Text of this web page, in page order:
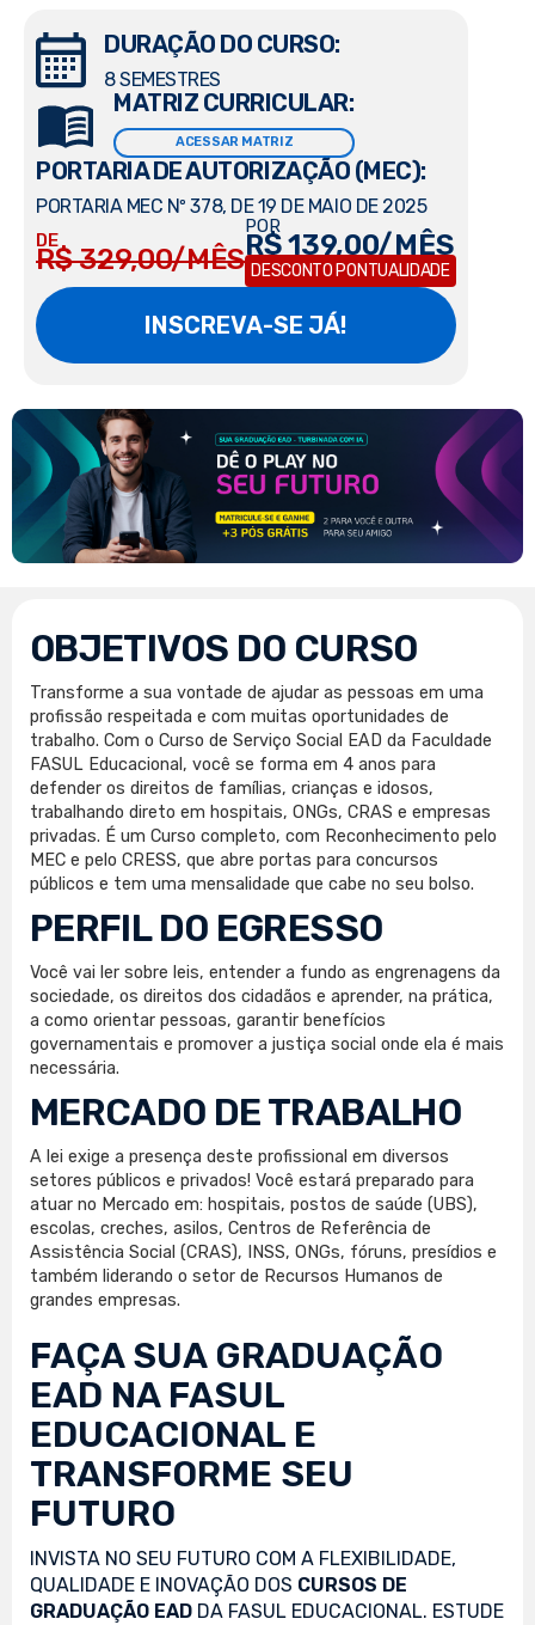
DURAÇÃO DO CURSO:
8 SEMESTRES
MATRIZ CURRICULAR:
ACESSAR MATRIZ
PORTARIA DE AUTORIZAÇÃO (MEC):
PORTARIA MEC Nº 378, DE 19 DE MAIO DE 2025
DE
R$ 329,00/MÊS
POR
R$ 139,00/MÊS
DESCONTO PONTUALIDADE
INSCREVA-SE JÁ!
OBJETIVOS DO CURSO
Transforme a sua vontade de ajudar as pessoas em uma
profissão respeitada e com muitas oportunidades de
trabalho. Com o Curso de Serviço Social EAD da Faculdade
FASUL Educacional, você se forma em 4 anos para
defender os direitos de famílias, crianças e idosos,
trabalhando direto em hospitais, ONGs, CRAS e empresas
privadas. É um Curso completo, com Reconhecimento pelo
MEC e pelo CRESS, que abre portas para concursos
públicos e tem uma mensalidade que cabe no seu bolso.
PERFIL DO EGRESSO
Você vai ler sobre leis, entender a fundo as engrenagens da
sociedade, os direitos dos cidadãos e aprender, na prática,
a como orientar pessoas, garantir benefícios
governamentais e promover a justiça social onde ela é mais
necessária.
MERCADO DE TRABALHO
A lei exige a presença deste profissional em diversos
setores públicos e privados! Você estará preparado para
atuar no Mercado em: hospitais, postos de saúde (UBS),
escolas, creches, asilos, Centros de Referência de
Assistência Social (CRAS), INSS, ONGs, fóruns, presídios e
também liderando o setor de Recursos Humanos de
grandes empresas.
FAÇA SUA GRADUAÇÃO
EAD NA FASUL
EDUCACIONAL E
TRANSFORME SEU
FUTURO
INVISTA NO SEU FUTURO COM A FLEXIBILIDADE,
QUALIDADE E INOVAÇÃO DOS CURSOS DE
GRADUAÇÃO EAD DA FASUL EDUCACIONAL. ESTUDE